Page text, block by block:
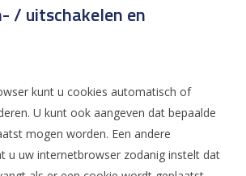
/ uitschakelen en
kunt u cookies automatisch of
U kunt ook aangeven dat bepaalde
mogen worden. Een andere
u uw internetbrowser zodanig instelt dat